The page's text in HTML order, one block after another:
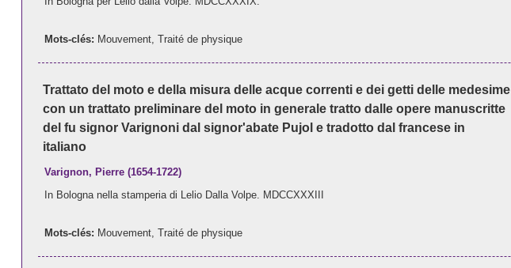
Mots-clés: Mouvement, Traité de physique
Trattato del moto e della misura delle acque correnti e dei getti delle medesime
con un trattato preliminare del moto in generale tratto dalle opere manuscritte
del fu signor Varignoni dal signor'abate Pujol e tradotto dal francese in
italiano
Varignon, Pierre (1654-1722)
In Bologna nella stamperia di Lelio Dalla Volpe. MDCCXXXIII
Mots-clés: Mouvement, Traité de physique